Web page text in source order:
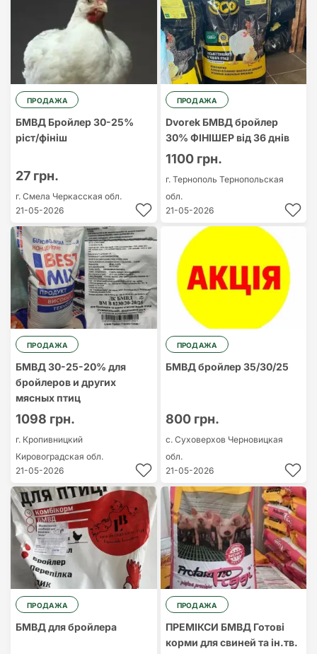
ПРОДАЖА
БМВД Бройлер 30-25%
ріст/фініш
27 грн.
г. Смела Черкасская обл.
21-05-2026
ПРОДАЖА
Dvorek БМВД бройлер
30% ФІНІШЕР від 36 днів
1100 грн.
г. Тернополь Тернопольская
обл.
21-05-2026
ПРОДАЖА
БМВД 30-25-20% для
бройлеров и других
мясных птиц
1098 грн.
г. Кропивницкий
Кировоградская обл.
21-05-2026
ПРОДАЖА
БМВД бройлер 35/30/25
800 грн.
с. Суховерхов Черновицкая
обл.
21-05-2026
ПРОДАЖА
БМВД для бройлера
ПРОДАЖА
ПРЕМІКСИ БМВД Готові
корми для свиней та ін.тв.